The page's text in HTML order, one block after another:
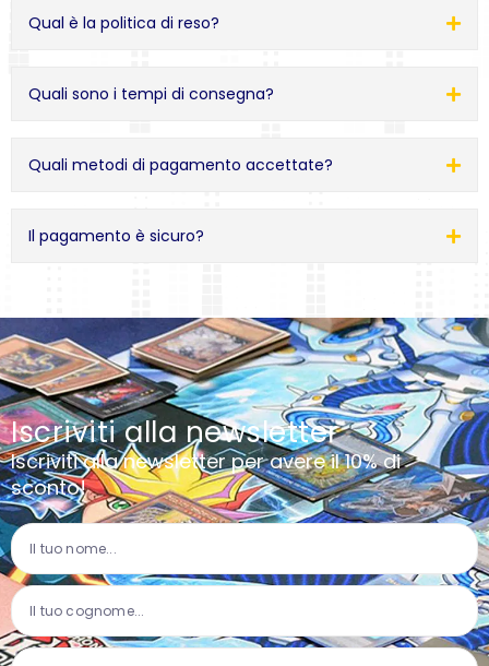
Qual è la politica di reso?
Quali sono i tempi di consegna?
Quali metodi di pagamento accettate?
Il pagamento è sicuro?
Iscriviti alla newsletter
Iscriviti alla newsletter per avere il 10% di
sconto!